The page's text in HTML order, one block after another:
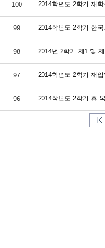
100 2014학년도 2학기 재
99 2014학년도 2학기 한
98 2014년 2학기 제1 및
97 2014학년도 2학기 재
96 2014학년도 2학기 휴·